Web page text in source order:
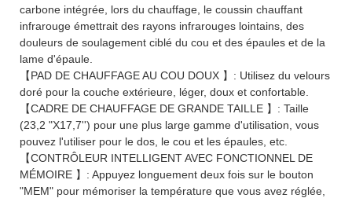
carbone intégrée, lors du chauffage, le coussin chauffant
infrarouge émettrait des rayons infrarouges lointains, des
douleurs de soulagement ciblé du cou et des épaules et de la
lame d'épaule.
【PAD DE CHAUFFAGE AU COU DOUX 】: Utilisez du velours
doré pour la couche extérieure, léger, doux et confortable.
【CADRE DE CHAUFFAGE DE GRANDE TAILLE 】: Taille
(23,2 "X17,7'') pour une plus large gamme d'utilisation, vous
pouvez l'utiliser pour le dos, le cou et les épaules, etc.
【CONTRÔLEUR INTELLIGENT AVEC FONCTIONNEL DE
MÉMOIRE 】: Appuyez longuement deux fois sur le bouton
"MEM" pour mémoriser la température que vous avez réglée,